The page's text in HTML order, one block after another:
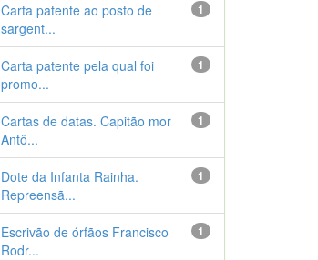
1
Carta patente ao posto de
sargent...
1
Carta patente pela qual foi
promo...
1
Cartas de datas. Capitão mor
Antô...
1
Dote da Infanta Rainha.
Repreensã...
1
Escrivão de órfãos Francisco
Rodr...